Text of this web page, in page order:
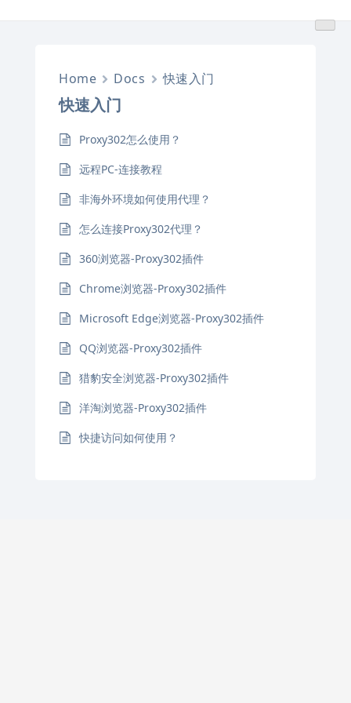
Home Docs 快速入门
快速入门
Proxy302怎么使用？
远程PC-连接教程
非海外环境如何使用代理？
怎么连接Proxy302代理？
360浏览器-Proxy302插件
Chrome浏览器-Proxy302插件
Microsoft Edge浏览器-Proxy302插件
QQ浏览器-Proxy302插件
猎豹安全浏览器-Proxy302插件
洋淘浏览器-Proxy302插件
快捷访问如何使用？